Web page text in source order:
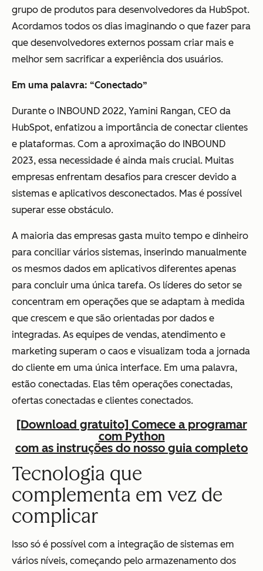
grupo de produtos para desenvolvedores da HubSpot.
Acordamos todos os dias imaginando o que fazer para
que desenvolvedores externos possam criar mais e
melhor sem sacrificar a experiência dos usuários.
Em uma palavra: “Conectado”
Durante o INBOUND 2022, Yamini Rangan, CEO da
HubSpot, enfatizou a importância de conectar clientes
e plataformas. Com a aproximação do INBOUND
2023, essa necessidade é ainda mais crucial. Muitas
empresas enfrentam desafios para crescer devido a
sistemas e aplicativos desconectados. Mas é possível
superar esse obstáculo.
A maioria das empresas gasta muito tempo e dinheiro
para conciliar vários sistemas, inserindo manualmente
os mesmos dados em aplicativos diferentes apenas
para concluir uma única tarefa. Os líderes do setor se
concentram em operações que se adaptam à medida
que crescem e que são orientadas por dados e
integradas. As equipes de vendas, atendimento e
marketing superam o caos e visualizam toda a jornada
do cliente em uma única interface. Em uma palavra,
estão conectadas. Elas têm operações conectadas,
ofertas conectadas e clientes conectados.
[Download gratuito] Comece a programar
com Python
com as instruções do nosso guia completo
Tecnologia que
complementa em vez de
complicar
Isso só é possível com a integração de sistemas em
vários níveis, começando pelo armazenamento dos